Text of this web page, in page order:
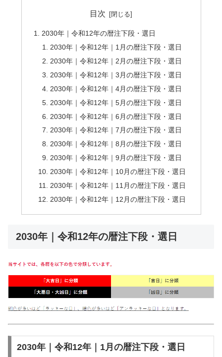
目次
2030年｜令和12年の暦注下段・選日
2030年｜令和12年｜1月の暦注下段・選日
2030年｜令和12年｜2月の暦注下段・選日
2030年｜令和12年｜3月の暦注下段・選日
2030年｜令和12年｜4月の暦注下段・選日
2030年｜令和12年｜5月の暦注下段・選日
2030年｜令和12年｜6月の暦注下段・選日
2030年｜令和12年｜7月の暦注下段・選日
2030年｜令和12年｜8月の暦注下段・選日
2030年｜令和12年｜9月の暦注下段・選日
2030年｜令和12年｜10月の暦注下段・選日
2030年｜令和12年｜11月の暦注下段・選日
2030年｜令和12年｜12月の暦注下段・選日
2030年｜令和12年の暦注下段・選日
2030年｜令和12年｜1月の暦注下段・選日